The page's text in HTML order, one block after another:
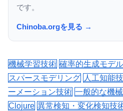
です。
Chinoba.orgを見る →
機械学習技術 確率的生成モデル
スパースモデリング 人工知能
ーメーション技術 一般的な機
Clojure 異常検知・変化検知技